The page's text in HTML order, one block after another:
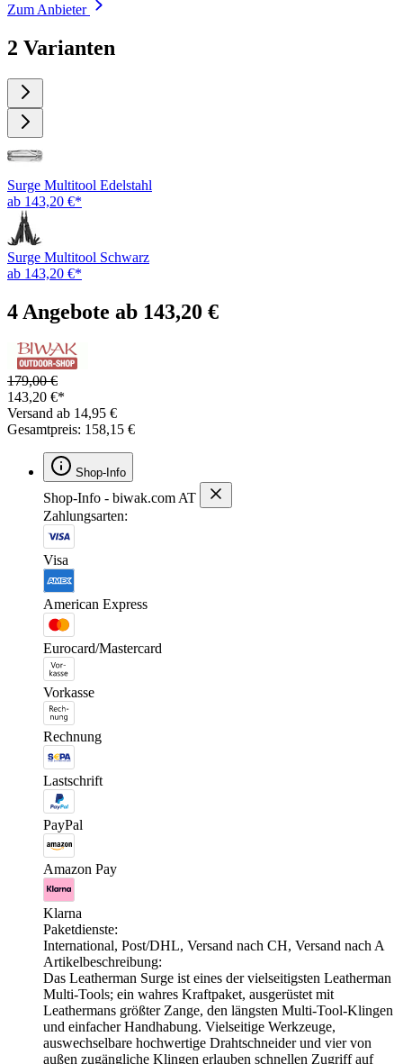
Zum Anbieter
2 Varianten
Surge Multitool Edelstahl
ab 143,20 €*
Surge Multitool Schwarz
ab 143,20 €*
4 Angebote ab 143,20 €
179,00 €
143,20 €*
Versand ab 14,95 €
Gesamtpreis: 158,15 €
Shop-Info
Shop-Info - biwak.com AT
Zahlungsarten:
Visa
American Express
Eurocard/Mastercard
Vorkasse
Rechnung
Lastschrift
PayPal
Amazon Pay
Klarna
Paketdienste:
International, Post/DHL, Versand nach CH, Versand nach A
Artikelbeschreibung:
Das Leatherman Surge ist eines der vielseitigsten Leatherman
Multi-Tools; ein wahres Kraftpaket, ausgerüstet mit
Leathermans größter Zange, den längsten Multi-Tool-Klingen
und einfacher Handhabung. Vielseitige Werkzeuge,
auswechselbare hochwertige Drahtschneider und vier von
außen zugängliche Klingen erlauben schnellen Zugriff auf